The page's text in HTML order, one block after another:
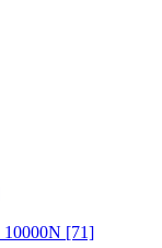
10000N [71]